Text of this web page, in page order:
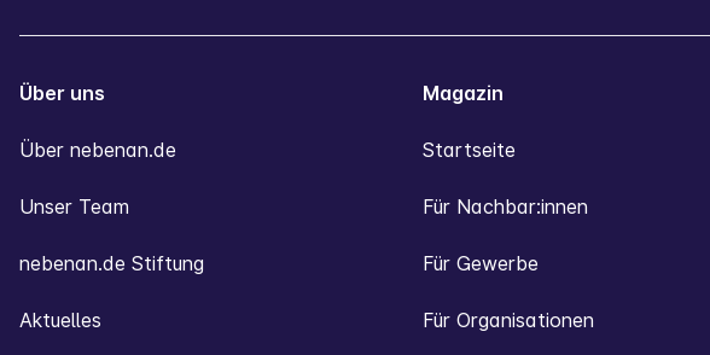
Über uns
Über nebenan.de
Unser Team
nebenan.de Stiftung
Aktuelles
Magazin
Startseite
Für Nachbar:innen
Für Gewerbe
Für Organisationen